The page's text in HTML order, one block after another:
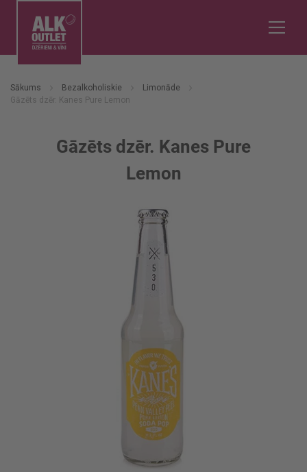
Sākums Bezalkoholiskie
Limonāde
Gāzēts dzēr. Kanes Pure Lemon
Gāzēts dzēr. Kanes Pure
Lemon